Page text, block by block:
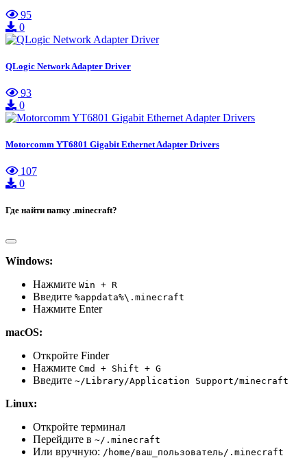
95
0
QLogic Network Adapter Driver
93
0
Motorcomm YT6801 Gigabit Ethernet Adapter Drivers
107
0
Где найти папку .minecraft?
Windows:
Нажмите Win + R
Введите %appdata%\.minecraft
Нажмите Enter
macOS:
Откройте Finder
Нажмите Cmd + Shift + G
Введите ~/Library/Application Support/minecraft
Linux:
Откройте терминал
Перейдите в ~/.minecraft
Или вручную: /home/ваш_пользователь/.minecraft